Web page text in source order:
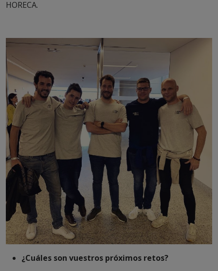
HORECA.
¿Cuáles son vuestros próximos retos?